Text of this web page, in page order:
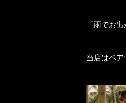
「雨でお
当店はペ